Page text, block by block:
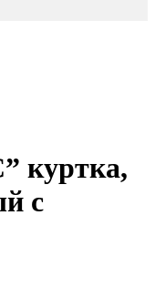
куртка,
с